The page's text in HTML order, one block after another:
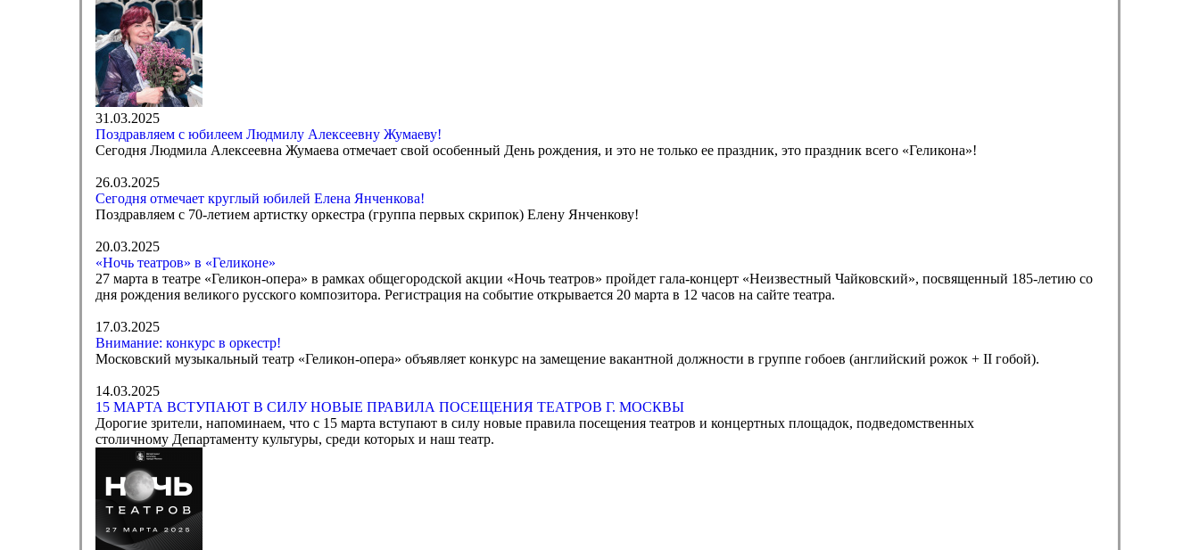
31.03.2025
Поздравляем с юбилеем Людмилу Алексеевну Жумаеву!
Сегодня Людмила Алексеевна Жумаева отмечает свой особенный День рождения, и это не только ее праздник, это праздник всего «Геликона»!
26.03.2025
Сегодня отмечает круглый юбилей Елена Янченкова!
Поздравляем с 70-летием артистку оркестра (группа первых скрипок) Елену Янченкову!
20.03.2025
«Ночь театров» в «Геликоне»
27 марта в театре «Геликон-опера» в рамках общегородской акции «Ночь театров» пройдет гала-концерт «Неизвестный Чайковский», посвященный 185-летию со
дня рождения великого русского композитора. Регистрация на событие открывается 20 марта в 12 часов на сайте театра.
17.03.2025
Внимание: конкурс в оркестр!
Московский музыкальный театр «Геликон-опера» объявляет конкурс на замещение вакантной должности в группе гобоев (английский рожок + II гобой).
14.03.2025
15 МАРТА ВСТУПАЮТ В СИЛУ НОВЫЕ ПРАВИЛА ПОСЕЩЕНИЯ ТЕАТРОВ Г. МОСКВЫ
Дорогие зрители, напоминаем, что с 15 марта вступают в силу новые правила посещения театров и концертных площадок, подведомственных
столичному Департаменту культуры, среди которых и наш театр.